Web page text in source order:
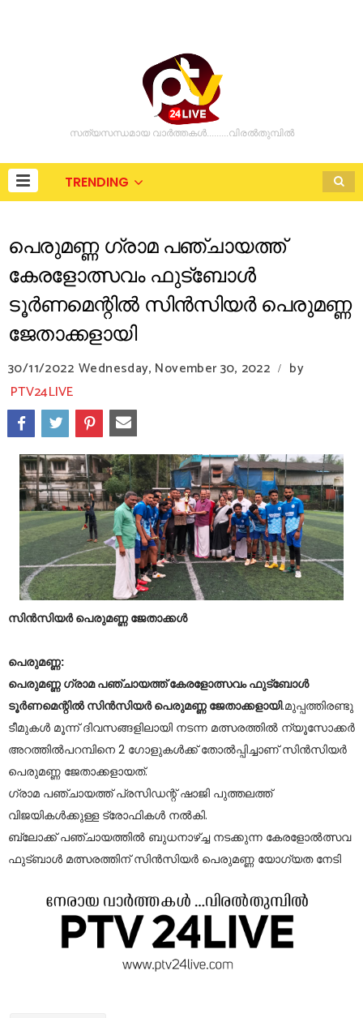
സത്യസന്ധമായ വാർത്തകൾ.........വിരൽതുമ്പിൽ
TRENDING
പെരുമണ്ണ ഗ്രാമ പഞ്ചായത്ത്
കേരളോത്സവം ഫുട്‌ബോൾ
ടൂർണമെന്റിൽ സിൻസിയർ പെരുമണ്ണ
ജേതാക്കളായി
30/11/2022 Wednesday, November 30, 2022 /
by
PTV24LIVE
സിൻസിയർ പെരുമണ്ണ ജേതാക്കൾ
പെരുമണ്ണ:
പെരുമണ്ണ ഗ്രാമ പഞ്ചായത്ത് കേരളോത്സവം ഫുട്‌ബോൾ
ടൂർണമെന്റിൽ സിൻസിയർ പെരുമണ്ണ ജേതാക്കളായി.മുപ്പത്തിരണ്ടു
ടീമുകൾ മൂന്ന് ദിവസങ്ങളിലായി നടന്ന മത്സരത്തിൽ ന്യൂസോക്കർ
അറത്തിൽപറമ്പിനെ 2 ഗോളുകൾക്ക് തോൽപ്പിച്ചാണ് സിൻസിയർ
പെരുമണ്ണ ജേതാക്കളായത്.
ഗ്രാമ പഞ്ചായത്ത്‌ പ്രസിഡന്റ്‌ ഷാജി പുത്തലത്ത്
വിജയികൾക്കുള്ള ട്രോഫികൾ നൽകി.
ബ്ലോക്ക്‌ പഞ്ചായത്തിൽ ബുധനാഴ്ച്ച നടക്കുന്ന കേരളോൽത്സവ
ഫുട്ബാൾ മത്സരത്തിന് സിൻസിയർ പെരുമണ്ണ യോഗ്യത നേടി